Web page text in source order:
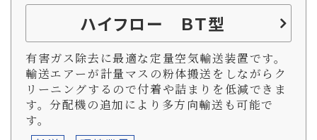
ハイフロー ＢＴ型
有害ガス除去に最適な定量空気輸送装置です。
輸送エアーが計量マスの粉体搬送をしながらク
リーニングするので付着や詰まりを低減できま
す。分配機の追加により多方向輸送も可能で
す。